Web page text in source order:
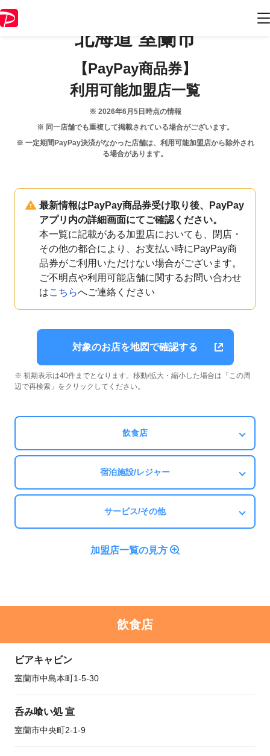
北海道 室蘭市
【PayPay商品券】
利用可能加盟店一覧
※ 2026年6月5日 時点の情報
※ 同一店舗でも重複して掲載されている場合がございます。
※ 一定期間PayPay決済がなかった店舗は、利用可能加盟店から除外され
る場合があります。
最新情報はPayPay商品券受け取り後、PayPay
アプリ内の詳細画面にてご確認ください。
本一覧に記載がある加盟店においても、閉店・
その他の都合により、お支払い時にPayPay商
品券がご利用いただけない場合がございます。
ご不明点や利用可能店舗に関するお問い合わせ
はこちらへご連絡ください
対象のお店を地図で確認する
※ 初期表示は40件までとなります。移動/拡大・縮小した場合は「この周
辺で再検索」をクリックしてください。
飲食店
宿泊施設/レジャー
サービス/その他
加盟店一覧の見方
飲食店
ビアキャビン
室蘭市中島本町1-5-30
呑み喰い処 宣
室蘭市中央町2-1-9